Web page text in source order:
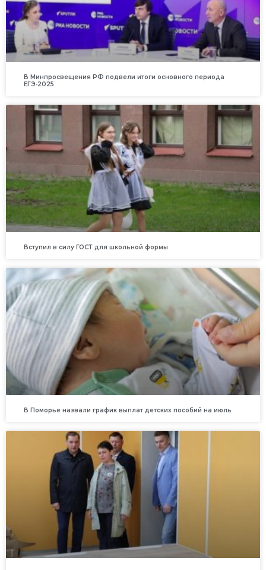
В Минпросвещения РФ подвели итоги основного периода
ЕГЭ‑2025
Вступил в силу ГОСТ для школьной формы
В Поморье назвали график выплат детских пособий на июль